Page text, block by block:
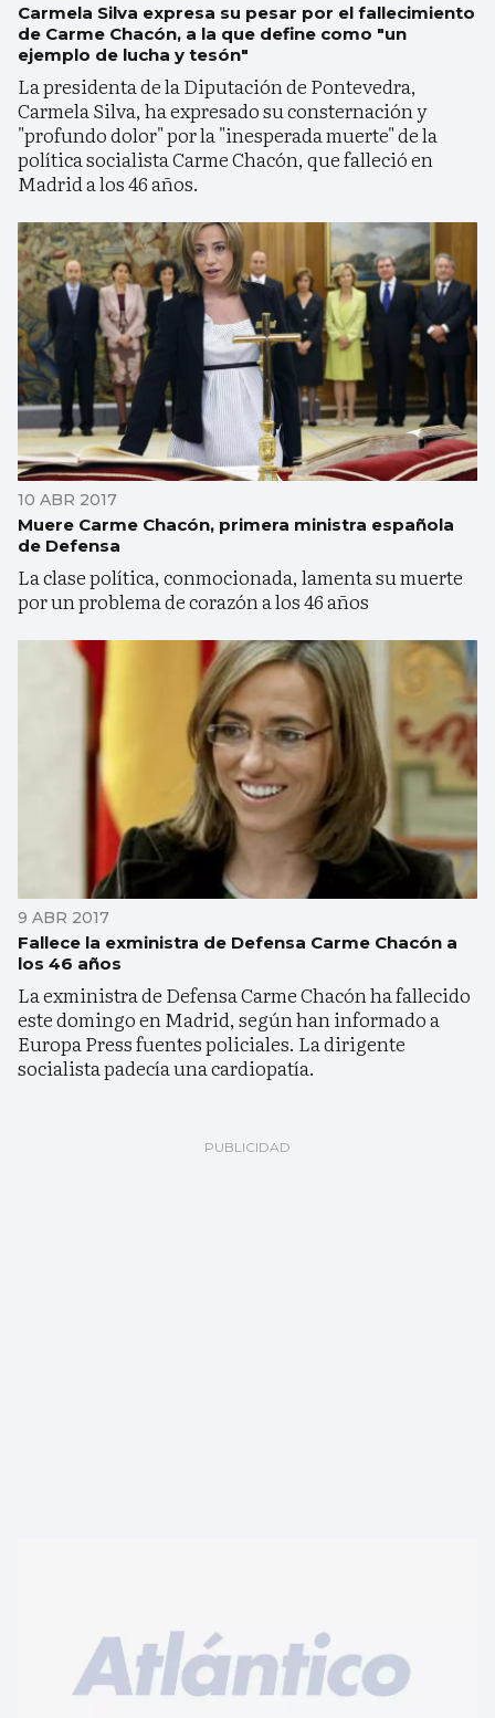
Carmela Silva expresa su pesar por el fallecimiento
de Carme Chacón, a la que define como "un
ejemplo de lucha y tesón"
La presidenta de la Diputación de Pontevedra,
Carmela Silva, ha expresado su consternación y
"profundo dolor" por la "inesperada muerte" de la
política socialista Carme Chacón, que falleció en
Madrid a los 46 años.
10 ABR 2017
Muere Carme Chacón, primera ministra española
de Defensa
La clase política, conmocionada, lamenta su muerte
por un problema de corazón a los 46 años
9 ABR 2017
Fallece la exministra de Defensa Carme Chacón a
los 46 años
La exministra de Defensa Carme Chacón ha fallecido
este domingo en Madrid, según han informado a
Europa Press fuentes policiales. La dirigente
socialista padecía una cardiopatía.